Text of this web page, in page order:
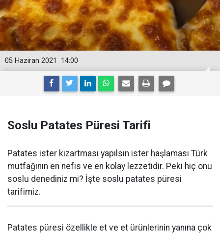
14:00
05 Haziran 2021
Soslu Patates Püresi Tarifi
Patates ister kızartması yapılsın ister haşlaması Türk
mutfağının en nefis ve en kolay lezzetidir. Peki hiç onu
soslu denediniz mi? İşte soslu patates püresi
tarifimiz.
Patates püresi özellikle et ve et ürünlerinin yanına çok